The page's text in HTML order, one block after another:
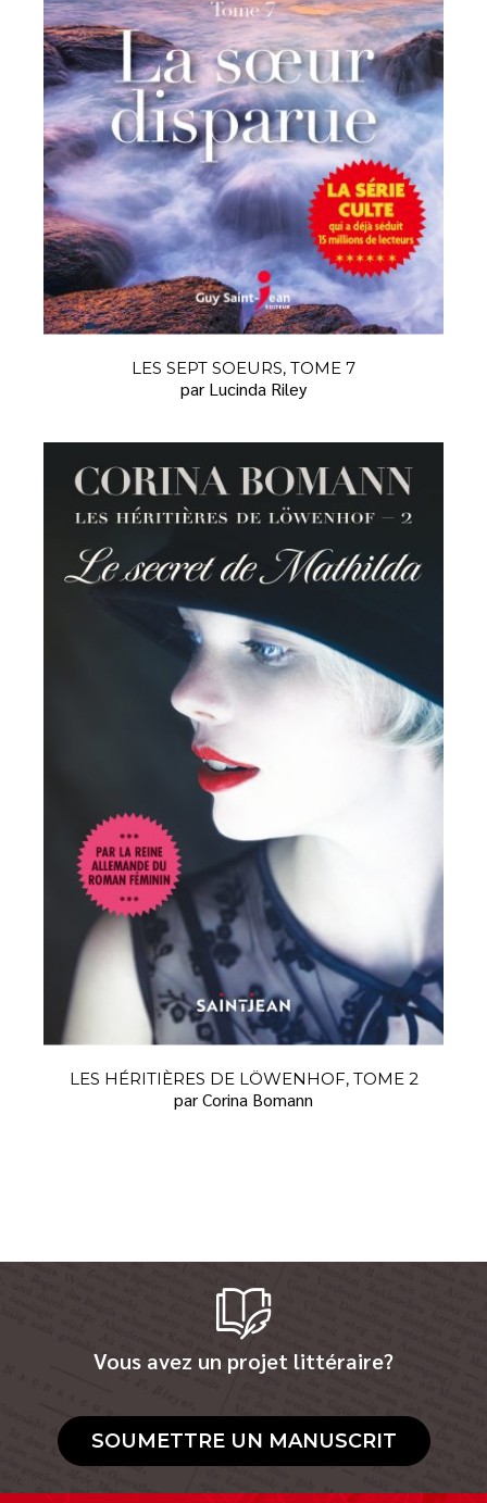
LES SEPT SOEURS, TOME 7
par Lucinda Riley
LES HÉRITIÈRES DE LÖWENHOF, TOME 2
par Corina Bomann
Vous avez un projet littéraire?
SOUMETTRE UN MANUSCRIT